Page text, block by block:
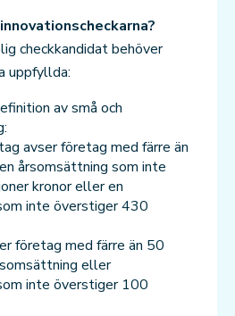
checkkandidat behöver
uppfyllda:
av små och
avser företag med färre än
årsomsättning som inte
kronor eller en
inte överstiger 430
företag med färre än 50
eller
inte överstiger 100